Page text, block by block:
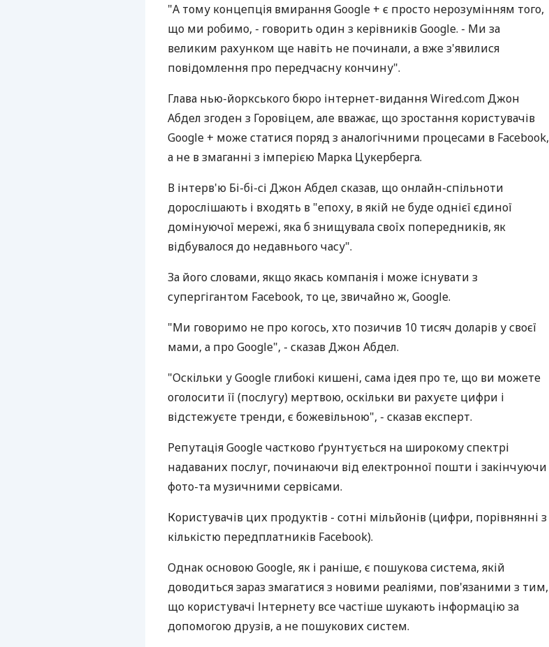
"А тому концепція вмирання Google + є просто нерозумінням того,
що ми робимо, - говорить один з керівників Google. - Ми за
великим рахунком ще навіть не починали, а вже з'явилися
повідомлення про передчасну кончину".
Глава нью-йоркського бюро інтернет-видання Wired.com Джон
Абдел згоден з Горовіцем, але вважає, що зростання користувачів
Google + може статися поряд з аналогічними процесами в Facebook,
а не в змаганні з імперією Марка Цукерберга.
В інтерв'ю Бі-бі-сі Джон Абдел сказав, що онлайн-спільноти
дорослішають і входять в "епоху, в якій не буде однієї єдиної
домінуючої мережі, яка б знищувала своїх попередників, як
відбувалося до недавнього часу".
За його словами, якщо якась компанія і може існувати з
супергігантом Facebook, то це, звичайно ж, Google.
"Ми говоримо не про когось, хто позичив 10 тисяч доларів у своєї
мами, а про Google", - сказав Джон Абдел.
"Оскільки у Google глибокі кишені, сама ідея про те, що ви можете
оголосити її (послугу) мертвою, оскільки ви рахуєте цифри і
відстежуєте тренди, є божевільною", - сказав експерт.
Репутація Google частково ґрунтується на широкому спектрі
надаваних послуг, починаючи від електронної пошти і закінчуючи
фото-та музичними сервісами.
Користувачів цих продуктів - сотні мільйонів (цифри, порівнянні з
кількістю передплатників Facebook).
Однак основою Google, як і раніше, є пошукова система, якій
доводиться зараз змагатися з новими реаліями, пов'язаними з тим,
що користувачі Інтернету все частіше шукають інформацію за
допомогою друзів, а не пошукових систем.